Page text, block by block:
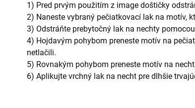
1) Pred prvým použitím z image doštičky
2) Naneste vybraný pečiatkovací lak na motív,
3) Odstráňte prebytočný lak na nechty
4) Hojdavým pohybom preneste motív na
netlačili.
5) Rovnakým pohybom preneste motív na
6) Aplikujte vrchný lak na necht pre dlhšie